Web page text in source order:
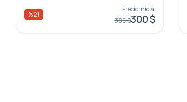
%21
Precio inicial
380 $300 $